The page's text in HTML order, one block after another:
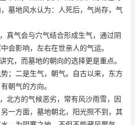
墓地风水认为：人死后，气尚存，气
真气会与穴气结合形成生气，通过阴
会影响，左右在世亲人的气运。
究，而墓地的朝向的选择更是重点。
；二是生气，朝气。自古以来，东方
朝气的方向。
北方的气候恶劣，常有风沙雨雪，因
一方面，墓地朝北，阳光照不到，其